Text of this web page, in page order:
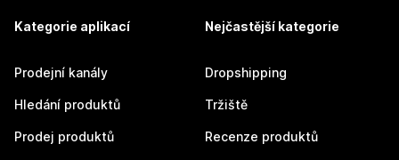
Kategorie aplikací
Prodejní kanály
Hledání produktů
Prodej produktů
Nejčastější kategorie
Dropshipping
Tržiště
Recenze produktů